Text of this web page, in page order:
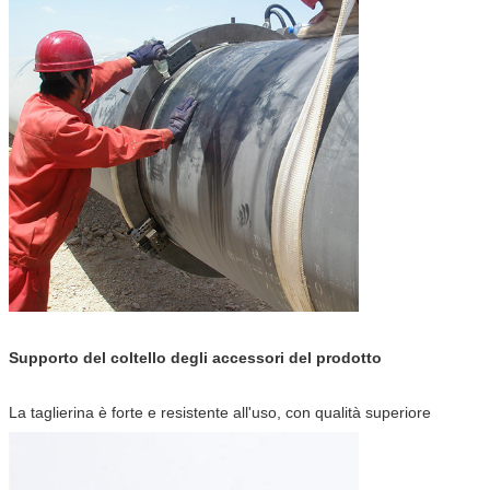
Supporto del coltello degli accessori del prodotto
La taglierina è forte e resistente all'uso, con qualità superiore